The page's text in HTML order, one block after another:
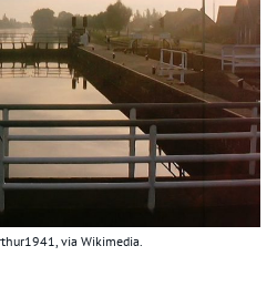
via Wikimedia.